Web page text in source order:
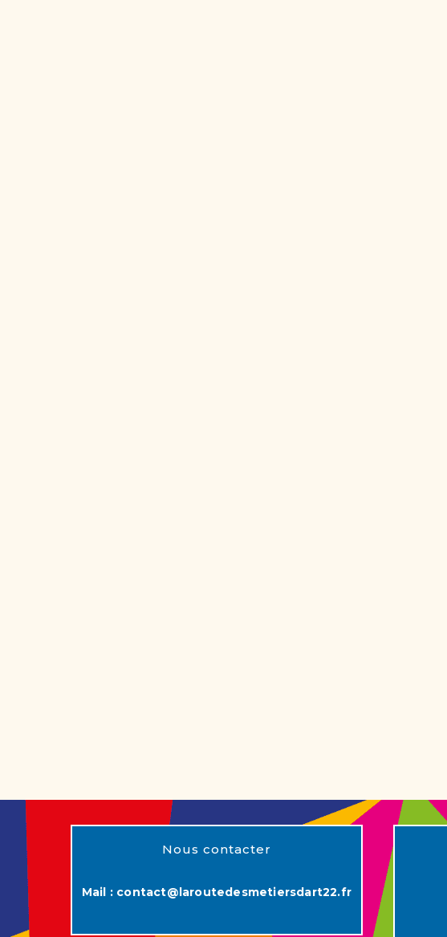
Nous contacter
Mail : contact@laroutedesmetiersdart22.fr